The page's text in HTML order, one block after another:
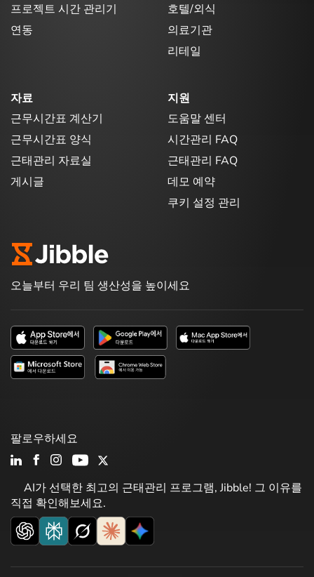
프로젝트 시간 관리기
연동
호텔/외식
의료기관
리테일
자료
근무시간표 계산기
근무시간표 양식
근태관리 자료실
게시글
지원
도움말 센터
시간관리 FAQ
근태관리 FAQ
데모 예약
쿠키 설정 관리
오늘부터 우리 팀 생산성을 높이세요
AI가 선택한 최고의 근태관리 프로그램, Jibble! 그 이유를
직접 확인해보세요.
팔로우하세요